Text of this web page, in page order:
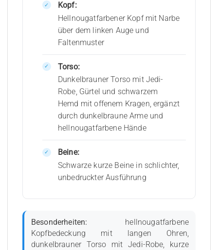
Kopf:
Hellnougatfarbener Kopf mit Narbe
über dem linken Auge und
Faltenmuster
Torso:
Dunkelbrauner Torso mit Jedi-
Robe, Gürtel und schwarzem
Hemd mit offenem Kragen, ergänzt
durch dunkelbraune Arme und
hellnougatfarbene Hände
Beine:
Schwarze kurze Beine in schlichter,
unbedruckter Ausführung
Besonderheiten: hellnougatfarbene
Kopfbedeckung mit langen Ohren,
dunkelbrauner Torso mit Jedi-Robe, kurze